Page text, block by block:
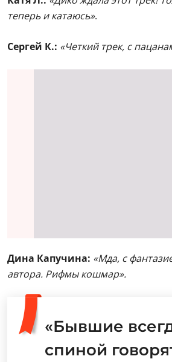
теперь и катаюсь».
Сергей К.: «Четкий трек, с
Дина Капучина: «Мда, с
автора. Рифмы кошмар».
«Бывшие
спиной